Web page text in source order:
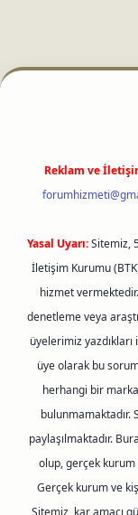
Reklam ve
Yasal Uyarı:Sitemiz,
İletişim Kurumu
hizmet
denetleme veya
üyelerimiz
üye olarak bu
herhangi bir
bulunmamaktadır.
paylaşılmaktadır.
olup, gerçek kurum
Gerçek kurum ve
Sitemiz, kar amacı